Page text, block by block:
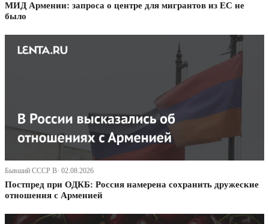
МИД Армении: запроса о центре для мигрантов из ЕС не
было
Бывший СССР В· 02.08.2026
Постпред при ОДКБ: Россия намерена сохранить дружеские
отношения с Арменией